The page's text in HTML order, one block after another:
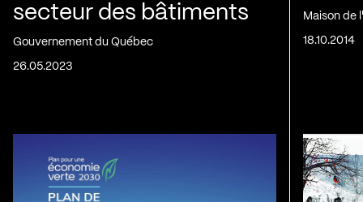
secteur des bâtiments
Gouvernement du Québec
26.05.2023
Maison de
18.10.2014